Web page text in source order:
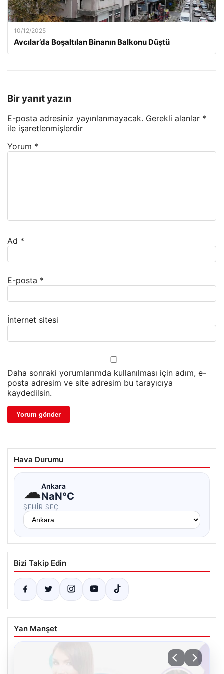
10/12/2025
Avcılar’da Boşaltılan Binanın Balkonu Düştü
Bir yanıt yazın
E-posta adresiniz yayınlanmayacak. Gerekli alanlar *
ile işaretlenmişlerdir
Yorum *
Ad *
E-posta *
İnternet sitesi
Daha sonraki yorumlarımda kullanılması için adım, e-
posta adresim ve site adresim bu tarayıcıya
kaydedilsin.
Hava Durumu
☁Ankara
NaN°C
ŞEHIR SEÇ
Bizi Takip Edin
Yan Manşet